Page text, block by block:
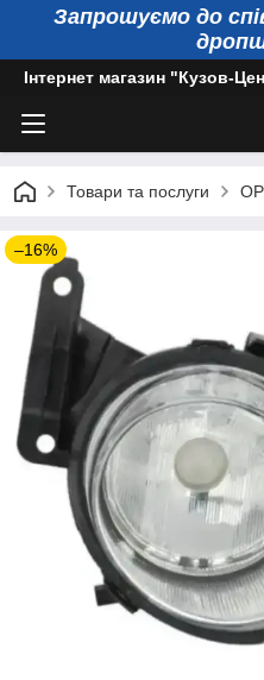
Запрошуємо до
Інтернет магазин "Кузов-
Товари та послуги
–16%